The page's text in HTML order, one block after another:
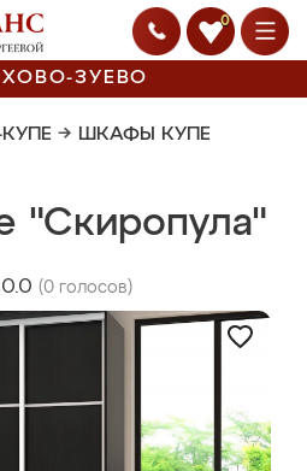
0
ЗУЕВО
→ ШКАФЫ КУПЕ
"Скиропула"
0.0 (0 голосов)